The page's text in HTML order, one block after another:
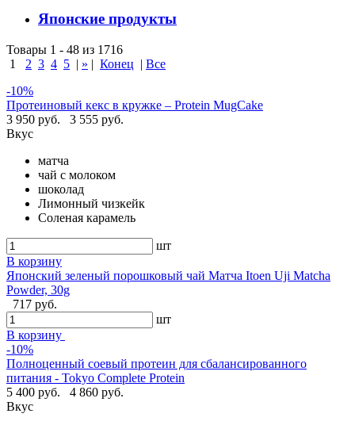
Японские продукты
Товары 1 - 48 из 1716
1
2 3 4 5 | » | Конец | Все
-10%
Протеиновый кекс в кружке – Protein MugCake
3 950 руб.
3 555 руб.
Вкус
матча
чай с молоком
шоколад
Лимонный чизкейк
Соленая карамель
шт
В корзину
Японский зеленый порошковый чай Матча Itoen Uji Matcha
Powder, 30g
717 руб.
шт
В корзину
-10%
Полноценный соевый протеин для сбалансированного
питания - Tokyo Complete Protein
5 400 руб.
4 860 руб.
Вкус